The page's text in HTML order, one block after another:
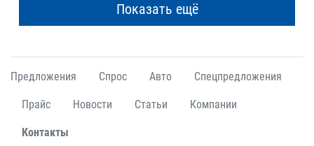
Показать ещё
Предложения Спрос Авто Спецпредложения
Прайс Новости Статьи Компании
Контакты